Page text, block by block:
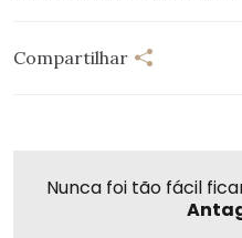
Compartilhar
Nunca foi tão fácil